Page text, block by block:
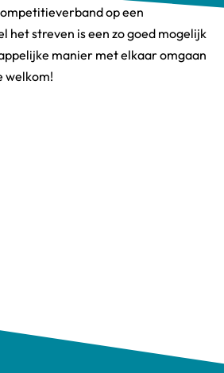
op een
het streven is een zo goed mogelijk
manier met elkaar omgaan
welkom!